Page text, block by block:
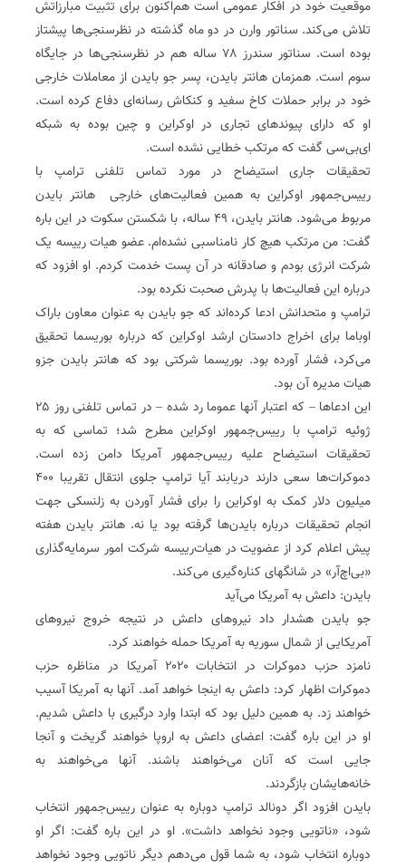
موقعیت خود در افکار عمومی است هم‌اکنون برای تثبیت مبارزاتش
تلاش می‌کند. سناتور وارن در دو ماه گذشته در نظرسنجی‌ها پیشتاز
بوده است. سناتور سندرز ۷۸ ساله هم در نظرسنجی‌ها در جایگاه
سوم است. همزمان‌ هانتر بایدن، پسر جو بایدن از معاملات خارجی
خود در برابر حملات کاخ سفید و کنکاش رسانه‌ای دفاع کرده است.
او که دارای پیوندهای تجاری در اوکراین و چین بوده به شبکه
ای‌بی‌سی گفت که مرتکب خطایی نشده است.
تحقیقات جاری استیضاح در مورد تماس تلفنی ترامپ با
رییس‌جمهور اوکراین به همین فعالیت‌های خارجی ‌ هانتر بایدن
مربوط می‌شود.‌ هانتر بایدن، ۴۹ ساله، با شکستن سکوت در این باره
گفت: من مرتکب هیچ کار نامناسبی نشده‌ام. عضو هیات رییسه یک
شرکت انرژی بودم و صادقانه در آن پست خدمت کردم. او افزود که
درباره این فعالیت‌ها با پدرش صحبت نکرده بود.
ترامپ و متحدانش ادعا کرده‌اند که جو بایدن به عنوان معاون باراک
اوباما برای اخراج دادستان ارشد اوکراین که درباره بوریسما تحقیق
می‌کرد، فشار آورده بود. بوریسما شرکتی بود که‌ هانتر بایدن جزو
هیات مدیره آن بود.
این ادعاها – که اعتبار آنها عموما رد شده – در تماس تلفنی روز ۲۵
ژوئیه ترامپ با رییس‌جمهور اوکراین مطرح شد؛ تماسی که به
تحقیقات استیضاح علیه رییس‌جمهور آمریکا دامن زده است.
دموکرات‌ها سعی دارند دریابند آیا ترامپ جلوی انتقال تقریبا ۴۰۰
میلیون دلار کمک به اوکراین را برای فشار آوردن به زلنسکی جهت
انجام تحقیقات درباره بایدن‌ها گرفته بود یا نه.‌ هانتر بایدن هفته
پیش اعلام کرد از عضویت در هیات‌رییسه شرکت امور سرمایه‌گذاری
«بی‌اچ‌آر» در شانگهای کناره‌گیری می‌کند.
بایدن: داعش به آمریکا می‌آید
جو بایدن هشدار داد نیروهای داعش در نتیجه خروج نیروهای
آمریکایی از شمال سوریه به آمریکا حمله خواهند کرد.
نامزد حزب دموکرات در انتخابات ۲۰۲۰ آمریکا در مناظره حزب
دموکرات اظهار کرد: داعش به اینجا خواهد آمد. آنها به آمریکا آسیب
خواهند زد. به همین دلیل بود که ابتدا وارد درگیری با داعش شدیم.
او در این باره گفت: اعضای داعش به اروپا خواهند گریخت و آنجا
جایی است که آنان می‌خواهند باشند. آنها می‌خواهند به
خانه‌هایشان بازگردند.
بایدن افزود اگر دونالد ترامپ دوباره به عنوان رییس‌جمهور انتخاب
شود، «ناتویی وجود نخواهد داشت». او در این باره گفت: اگر او
دوباره انتخاب شود، به شما قول می‌دهم دیگر ناتویی وجود نخواهد